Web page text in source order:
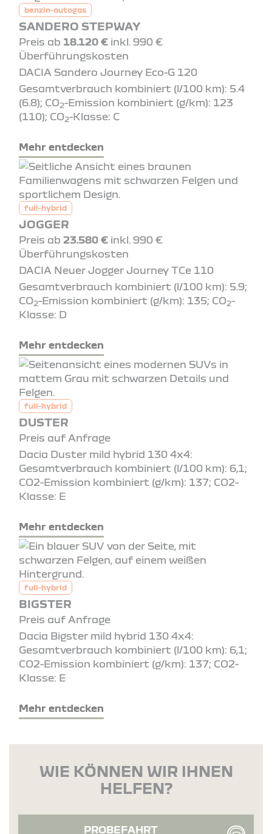
benzin-autogas
SANDERO STEPWAY
Preis ab 18.120 € inkl. 990 €
Überführungskosten
DACIA Sandero Journey Eco-G 120
Gesamtverbrauch kombiniert (l/100 km): 5.4
(6.8); CO2-Emission kombiniert (g/km): 123
(110); CO2-Klasse: C
Mehr entdecken
full-hybrid
JOGGER
Preis ab 23.580 € inkl. 990 €
Überführungskosten
DACIA Neuer Jogger Journey TCe 110
Gesamtverbrauch kombiniert (l/100 km): 5.9;
CO2-Emission kombiniert (g/km): 135; CO2-
Klasse: D
Mehr entdecken
full-hybrid
DUSTER
Preis auf Anfrage
Dacia Duster mild hybrid 130 4x4:
Gesamtverbrauch kombiniert (l/100 km): 6,1;
CO2-Emission kombiniert (g/km): 137; CO2-
Klasse: E
Mehr entdecken
full-hybrid
BIGSTER
Preis auf Anfrage
Dacia Bigster mild hybrid 130 4x4:
Gesamtverbrauch kombiniert (l/100 km): 6,1;
CO2-Emission kombiniert (g/km): 137; CO2-
Klasse: E
Mehr entdecken
WIE KÖNNEN WIR IHNEN
HELFEN?
PROBEFAHRT